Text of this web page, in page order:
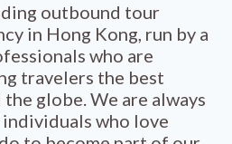
outbound tour
in Hong Kong, run by a
who are
travelers the best
globe. We are always
who love